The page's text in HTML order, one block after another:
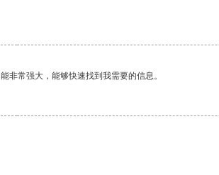
非常强大，能够快速找到我需要的信息。